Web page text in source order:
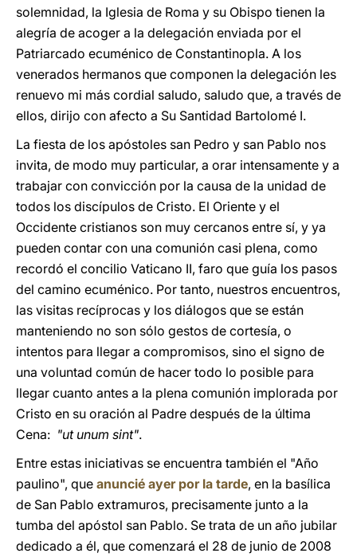
solemnidad, la Iglesia de Roma y su Obispo tienen la
alegría de acoger a la delegación enviada por el
Patriarcado ecuménico de Constantinopla. A los
venerados hermanos que componen la delegación les
renuevo mi más cordial saludo, saludo que, a través de
ellos, dirijo con afecto a Su Santidad Bartolomé I.
La fiesta de los apóstoles san Pedro y san Pablo nos
invita, de modo muy particular, a orar intensamente y a
trabajar con convicción por la causa de la unidad de
todos los discípulos de Cristo. El Oriente y el
Occidente cristianos son muy cercanos entre sí, y ya
pueden contar con una comunión casi plena, como
recordó el concilio Vaticano II, faro que guía los pasos
del camino ecuménico. Por tanto, nuestros encuentros,
las visitas recíprocas y los diálogos que se están
manteniendo no son sólo gestos de cortesía, o
intentos para llegar a compromisos, sino el signo de
una voluntad común de hacer todo lo posible para
llegar cuanto antes a la plena comunión implorada por
Cristo en su oración al Padre después de la última
Cena: "ut unum sint".
Entre estas iniciativas se encuentra también el "Año
paulino", que anuncié ayer por la tarde, en la basílica
de San Pablo extramuros, precisamente junto a la
tumba del apóstol san Pablo. Se trata de un año jubilar
dedicado a él, que comenzará el 28 de junio de 2008